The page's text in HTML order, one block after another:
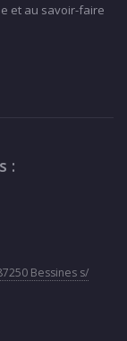
et au savoir-faire
:
Bessines s/